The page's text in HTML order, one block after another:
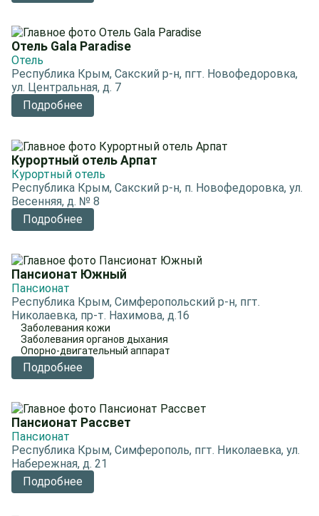
Отель Gala Paradise
Отель
Республика Крым, Сакский р-н, пгт. Новофедоровка,
ул. Центральная, д. 7
Подробнее
Курортный отель Арпат
Курортный отель
Республика Крым, Сакский р-н, п. Новофедоровка, ул.
Весенняя, д. № 8
Подробнее
Пансионат Южный
Пансионат
Республика Крым, Симферопольский р-н, пгт.
Николаевка, пр-т. Нахимова, д.16
Заболевания кожи
Заболевания органов дыхания
Опорно-двигательный аппарат
Подробнее
Пансионат Рассвет
Пансионат
Республика Крым, Симферополь, пгт. Николаевка, ул.
Набережная, д. 21
Подробнее